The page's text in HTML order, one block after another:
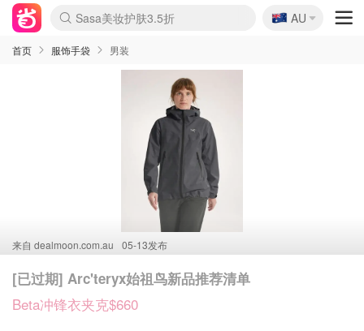
lululemon本周上新
Sasa美妆护肤3.5折
SSENSE年中3折
FreshBeauty好价汇总
Cettire降价+叠9折
Farfetch折上8折
WWS Coles超市实拍
viagogo二手票捡漏
Myer清仓1折起
The Outnet奢牌1折起
David Jones 3折起
Flannels大牌1折
Perfumes Club护肤1折
AMIRO返校季6.2折
Oweek抽奖送Airpods
Amazon折扣汇总
eToro入金$200送$50
Amazon数码好物
ICONIC本周7.5折
ThedoubleF高奢地板价
Moose Knuckles 6折
丝芙兰5折起
EUFY官网3.7折起
Selenichast首饰2折
Trip机票酒店促销
YSL送5件彩妆礼
Amazon家居好物
BIGBANG巡演开票
David Jones时尚3折
Amazon美妆护肤
雅漾大喷$8
过敏原检测盒$33
伊索独家赠50ml沐浴露
科颜氏送高保湿面霜
SEALIFE海洋馆门票6折
丝塔芙大白罐$16
订阅Newsletter送香薰
Cult Beauty 6.8折
Harrods圣诞日历2.3折
LN-CC奢牌私促3折
d'Alba空姐喷雾$16
EVE LOM套装逆天2折
Bernardelli独家4折
Adore Beauty 6折起
CT圣诞日历
Mytheresa奢品2.7折
🇦🇺
AU
首页 服饰手袋 男装
来自 dealmoon.com.au 05-13发布
[已过期] Arc'teryx始祖鸟新品推荐清单
Beta冲锋衣夹克$660